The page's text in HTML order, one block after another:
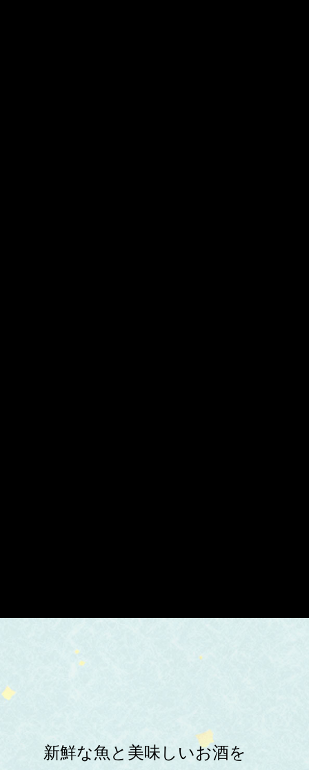
新鮮な魚と美味しいお酒を